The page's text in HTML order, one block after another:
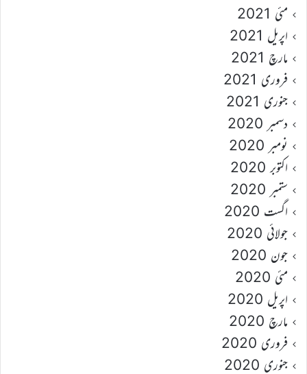
مئی 2021
اپریل 2021
مارچ 2021
فروری 2021
جنوری 2021
دسمبر 2020
نومبر 2020
اکتوبر 2020
ستمبر 2020
اگست 2020
جولائی 2020
جون 2020
مئی 2020
اپریل 2020
مارچ 2020
فروری 2020
جنوری 2020